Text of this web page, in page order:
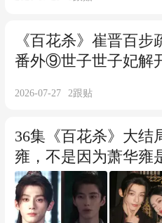
《百花杀》崔晋百步
番外⑨世子世子妃解
2026-07-27 2跟贴
36集《百花杀》大结
雍，不是因为萧华雍
这点，他永远比不上